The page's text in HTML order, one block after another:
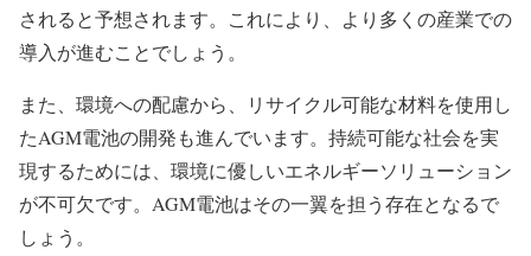
されると予想されます。これにより、より多くの産業での
導入が進むことでしょう。
また、環境への配慮から、リサイクル可能な材料を使用し
たAGM電池の開発も進んでいます。持続可能な社会を実
現するためには、環境に優しいエネルギーソリューション
が不可欠です。AGM電池はその一翼を担う存在となるで
しょう。